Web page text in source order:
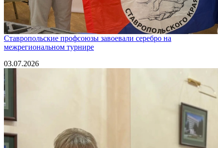
Ставропольские профсоюзы завоевали серебро на
межрегиональном турнире
03.07.2026